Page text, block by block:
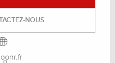
NOUS